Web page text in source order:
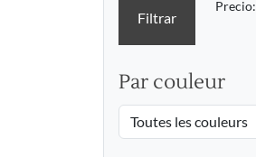
Filtrar
Precio:
Par couleur